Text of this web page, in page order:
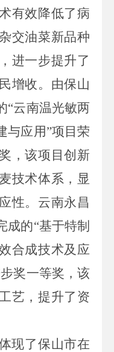
有效降低了病
杂交油菜新品种
进一步提升了
增收。 由保山
“云南温光敏两
与应用”项目荣
，该项目创新
技术体系，显
性。 云南永昌
成的“基于特制
合成技术及应
奖一等奖 ，该
艺，提升了资
现了保山市在